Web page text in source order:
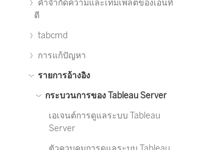
คำจำกัดความและเทมเพลตของเอนทิ
ตี
tabcmd
การแก้ปัญหา
รายการอ้างอิง
กระบวนการของ Tableau Server
เอเจนต์การดูแลระบบ Tableau
Server